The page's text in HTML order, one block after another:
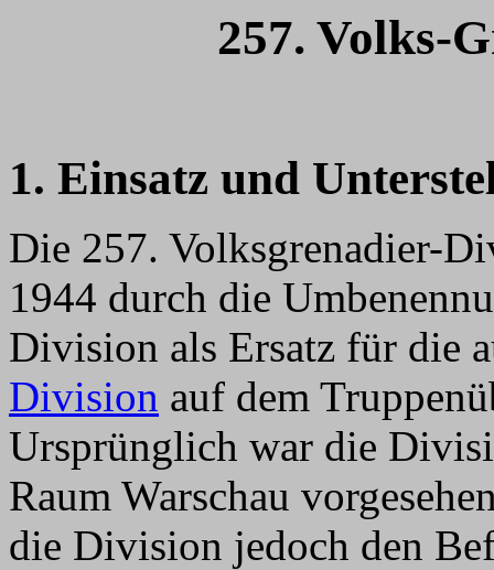
257. Volks-
1. Einsatz und
Die 257. Volksgrenadier-
1944 durch die
Division als Ersatz für die
Division auf dem
Ursprünglich war die
Raum Warschau
die Division jedoch den